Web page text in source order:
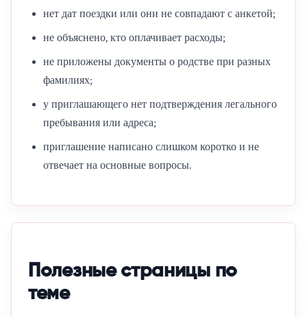
нет дат поездки или они не совпадают с анкетой;
не объяснено, кто оплачивает расходы;
не приложены документы о родстве при разных
фамилиях;
у приглашающего нет подтверждения легального
пребывания или адреса;
приглашение написано слишком коротко и не
отвечает на основные вопросы.
Полезные страницы по
теме